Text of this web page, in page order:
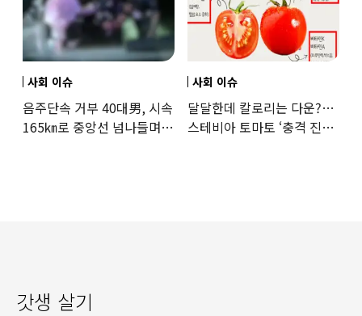
사회 이슈
음주단속 거부 40대男, 시속
165㎞로 중앙선 넘나들며
사회 이슈
달달한데 칼로리는 다운?…
스테비아 토마토 ‘충격 진실’
갓생 살기